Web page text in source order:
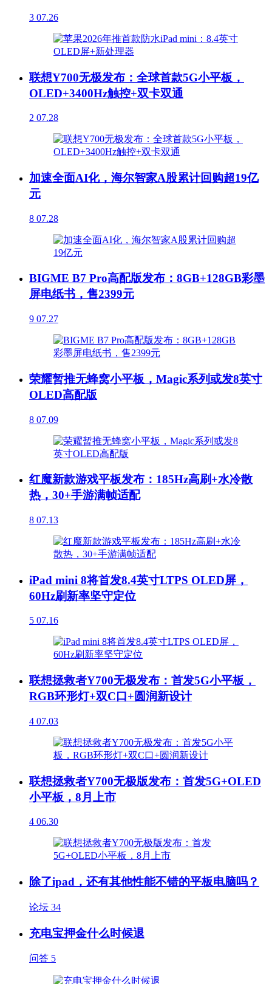
3 07.26
联想Y700无极发布：全球首款5G小平板，
OLED+3400Hz触控+双卡双通
2 07.28
加速全面AI化，海尔智家A股累计回购超19亿
元
8 07.28
BIGME B7 Pro高配版发布：8GB+128GB彩墨
屏电纸书，售2399元
9 07.27
荣耀暂推无蜂窝小平板，Magic系列或发8英寸
OLED高配版
8 07.09
红魔新款游戏平板发布：185Hz高刷+水冷散
热，30+手游满帧适配
8 07.13
iPad mini 8将首发8.4英寸LTPS OLED屏，
60Hz刷新率坚守定位
5 07.16
联想拯救者Y700无极发布：首发5G小平板，
RGB环形灯+双C口+圆润新设计
4 07.03
联想拯救者Y700无极版发布：首发5G+OLED
小平板，8月上市
4 06.30
除了ipad，还有其他性能不错的平板电脑吗？
论坛 34
充电宝押金什么时候退
问答 5